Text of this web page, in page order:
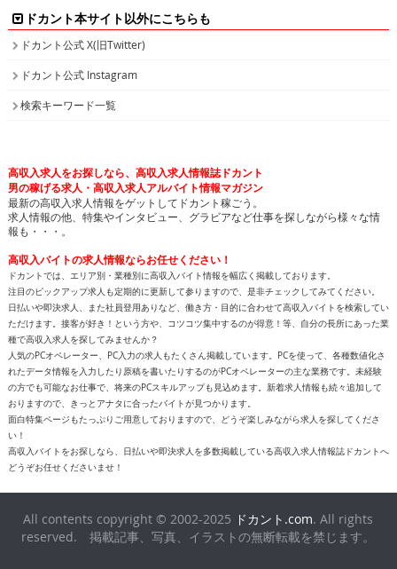
ドカント本サイト以外にこちらも
ドカント公式 X(旧Twitter)
ドカント公式 Instagram
検索キーワード一覧
高収入求人をお探しなら、高収入求人情報誌ドカント
男の稼げる求人・高収入求人アルバイト情報マガジン
最新の高収入求人情報をゲットしてドカント稼ごう。
求人情報の他、特集やインタビュー、グラビアなど仕事を探しながら様々な情
報も・・・。
高収入バイトの求人情報ならお任せください！
ドカントでは、エリア別・業種別に高収入バイト情報を幅広く掲載しております。
注目のピックアップ求人も定期的に更新して参りますので、是非チェックしてみてください。
日払いや即決求人、また社員登用ありなど、働き方・目的に合わせて高収入バイトを検索してい
ただけます。接客が好き！という方や、コツコツ集中するのが得意！等、自分の長所にあった業
種で高収入求人を探してみませんか？
人気のPCオペレーター、PC入力の求人もたくさん掲載しています。PCを使って、各種数値化さ
れたデータ情報を入力したり原稿を書いたりするのがPCオペレーターの主な業務です。未経験
の方でも可能なお仕事で、将来のPCスキルアップも見込めます。新着求人情報も続々追加して
おりますので、きっとアナタに合ったバイトが見つかります。
面白特集ページもたっぷりご用意しておりますので、どうぞ楽しみながら求人を探してくださ
い！
高収入バイトをお探しなら、日払いや即決求人を多数掲載している高収入求人情報誌ドカントへ
どうぞお任せくださいませ！
All contents copyright © 2002-2025 ドカント.com. All rights
reserved. 掲載記事、写真、イラストの無断転載を禁じます。